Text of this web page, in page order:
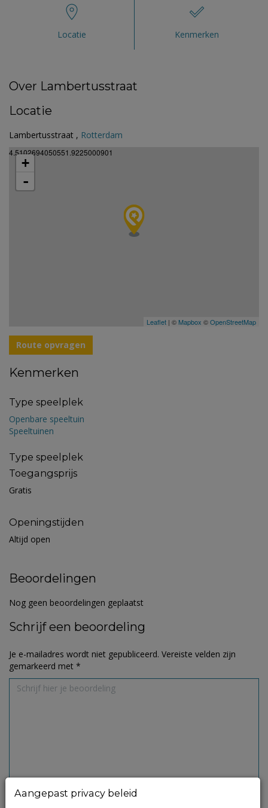
Locatie Kenmerken
Over Lambertusstraat
Locatie
Lambertusstraat , Rotterdam
4.5102694050551.9225000901
+
-
Leaflet | © Mapbox ©OpenStreetMap
Route opvragen
Kenmerken
Type speelplek
Openbare speeltuin
Speeltuinen
Type speelplek
Toegangsprijs
Gratis
Openingstijden
Altijd open
Beoordelingen
Nog geen beoordelingen geplaatst
Schrijf een beoordeling
Je e-mailadres wordt niet gepubliceerd. Vereiste velden zijn
gemarkeerd met *
Aangepast privacy beleid